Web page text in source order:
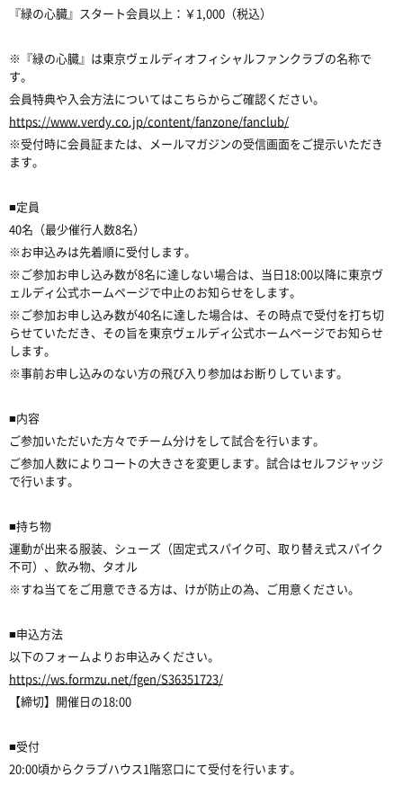
『緑の心臓』スタート会員以上：￥1,000（税込）
※『緑の心臓』は東京ヴェルディオフィシャルファンクラブの名称で
す。
会員特典や入会方法についてはこちらからご確認ください。
https://www.verdy.co.jp/content/fanzone/fanclub/
※受付時に会員証または、メールマガジンの受信画面をご提示いただき
ます。
■定員
40名（最少催行人数8名）
※お申込みは先着順に受付します。
※ご参加お申し込み数が8名に達しない場合は、当日18:00以降に東京ヴ
ェルディ公式ホームページで中止のお知らせをします。
※ご参加お申し込み数が40名に達した場合は、その時点で受付を打ち切
らせていただき、その旨を東京ヴェルディ公式ホームページでお知らせ
します。
※事前お申し込みのない方の飛び入り参加はお断りしています。
■内容
ご参加いただいた方々でチーム分けをして試合を行います。
ご参加人数によりコートの大きさを変更します。試合はセルフジャッジ
で行います。
■持ち物
運動が出来る服装、シューズ（固定式スパイク可、取り替え式スパイク
不可）、飲み物、タオル
※すね当てをご用意できる方は、けが防止の為、ご用意ください。
■申込方法
以下のフォームよりお申込みください。
https://ws.formzu.net/fgen/S36351723/
【締切】開催日の18:00
■受付
20:00頃からクラブハウス1階窓口にて受付を行います。